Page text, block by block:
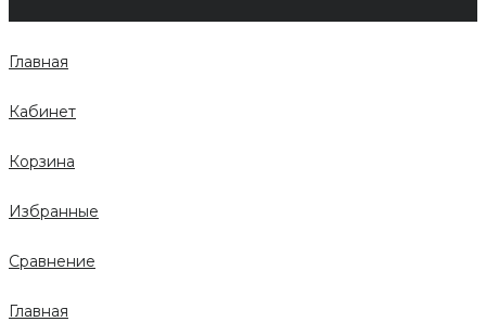
Главная
Кабинет
Корзина
Избранные
Сравнение
Главная